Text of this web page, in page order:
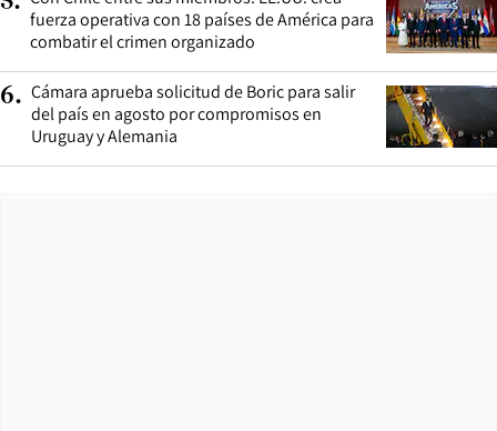
fuerza operativa con 18 países de América para
combatir el crimen organizado
6. Cámara aprueba solicitud de Boric para salir
del país en agosto por compromisos en
Uruguay y Alemania